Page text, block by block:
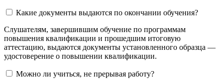
Какие документы выдаются по окончании обучения?
Слушателям, завершившим обучение по программам
повышения квалификации и прошедшим итоговую
аттестацию, выдаются документы установленного образца —
удостоверение о повышении квалификации.
Можно ли учиться, не прерывая работу?